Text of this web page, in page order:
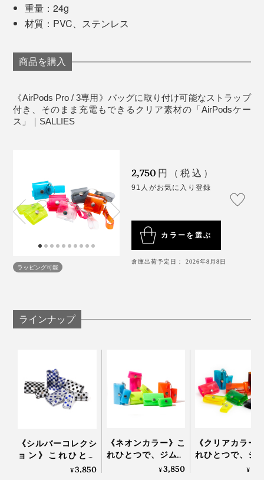
ストラップ部分が必要ない場合、簡単に取り外すことが
組み替えられます。
写真上は「AirPods Pro専用」、写真下は「AirPods 3専用」のケース
落下や傷を気にせず、もっと気軽にAirPods連れて遊び
に出かけられる『SALLIES』のケースを、ぜひお試しく
ひと足先に本品を使っているMONOCOスタッフのレビ
ューもご参考にどうぞ。
女性スタッフA
れができるところが便利。AirPodsをハダカで持ち歩い
ていた時は、落とす度にイヤホンが飛び散っていたけ
女性スタッフM
「滑りにくいPVC素材だから、上着のポケットからのポ
ロリ落下がなくなった！目を引くカラーなので（オレン
ジ）、家でも、バッグの中でも迷子になりません。」
男性スタッフS
「ベルトループに掛けられるから、ポケットが膨らまな
重量：24g
材質：PVC、ステンレス
商品を購入
《AirPods Pro / 3専用》バッグに取り付け可能なストラップ
付き、そのまま充電もできるクリア素材の「AirPodsケー
ス」｜SALLIES
ラッピング可能
2,750 円（税込）
91人がお気に入り登録
カラーを選ぶ
倉庫出荷予定日： 2026年8月8日
ラインナップ
《シルバーコレクシ
ョン》これひとつ
で、ジム・旅行・ア
¥3,850
《ネオンカラー》こ
れひとつで、ジム・
旅行・アウトドア
¥3,850
《クリアカラー
れひとつで、ジ
旅行・アウト
¥